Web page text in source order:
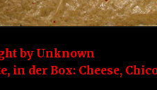
by Unknown
in der Box: Cheese,